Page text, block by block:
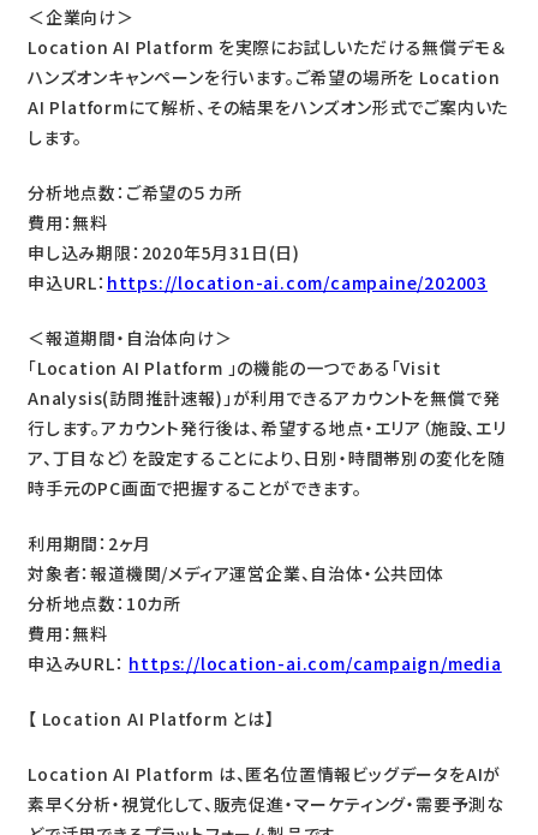
＜企業向け＞
Location AI Platform を実際にお試しいただける無償デモ＆
ハンズオンキャンペーンを行います。ご希望の場所を Location
AI Platformにて解析、その結果をハンズオン形式でご案内いた
します。
分析地点数：ご希望の５カ所
費用：無料
申し込み期限：2020年5月31日(日)
申込URL： https://location-ai.com/campaine/202003
＜報道期間・自治体向け＞
「Location AI Platform 」の機能の一つである「Visit
Analysis(訪問推計速報)」が利用できるアカウントを無償で発
行します。アカウント発行後は、希望する地点・エリア（施設、エリ
ア、丁目など）を設定することにより、日別・時間帯別の変化を随
時手元のPC画面で把握することができます。
利用期間：2ヶ月
対象者：報道機関/メディア運営企業、自治体・公共団体
分析地点数：10カ所
費用：無料
申込みURL： https://location-ai.com/campaign/media
【 Location AI Platform とは】
Location AI Platform は、匿名位置情報ビッグデータをAIが
素早く分析・視覚化して、販売促進・マーケティング・需要予測な